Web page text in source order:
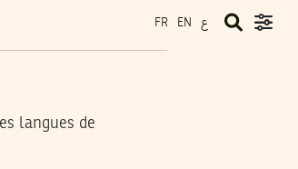
FR EN ع
langues de